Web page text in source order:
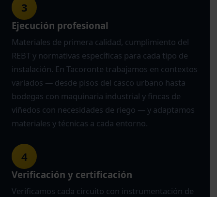
3
Ejecución profesional
Materiales de primera calidad, cumplimiento del
REBT y normativas específicas para cada tipo de
instalación. En Tacoronte trabajamos en contextos
variados — desde pisos del casco urbano hasta
bodegas con maquinaria industrial y fincas de
viñedos con necesidades de riego — y adaptamos
materiales y técnicas a cada entorno.
4
Verificación y certificación
Verificamos cada circuito con instrumentación de